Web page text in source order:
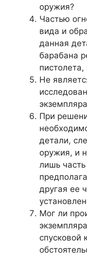
оружия?
Частью
вида и
данная
барабана
пистолета,
Не
При
детали,
оружия, и
лишь
другая ее
Мог ли
спусковой